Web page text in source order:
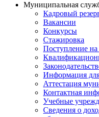
Муниципальная
Кадровый
Вакансии
Конкурсы
Стажировка
Поступление
Информация
Аттестация
Контактная
Учебные
Сведения о